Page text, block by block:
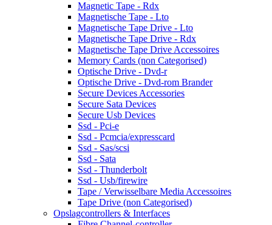
Magnetic Tape - Rdx
Magnetische Tape - Lto
Magnetische Tape Drive - Lto
Magnetische Tape Drive - Rdx
Magnetische Tape Drive Accessoires
Memory Cards (non Categorised)
Optische Drive - Dvd-r
Optische Drive - Dvd-rom Brander
Secure Devices Accessories
Secure Sata Devices
Secure Usb Devices
Ssd - Pci-e
Ssd - Pcmcia/expresscard
Ssd - Sas/scsi
Ssd - Sata
Ssd - Thunderbolt
Ssd - Usb/firewire
Tape / Verwisselbare Media Accessoires
Tape Drive (non Categorised)
Opslagcontrollers & Interfaces